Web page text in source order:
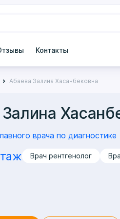
Контакты
Абаева Залина Хасанбековна
врача по диагностике
Врач рентгенолог